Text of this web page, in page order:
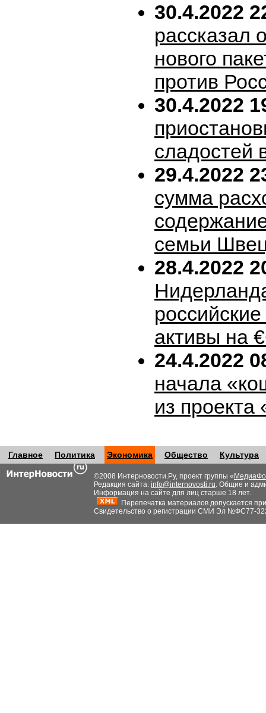
30.4.2022
рассказал
нового
против
30.4.2022
сладостей
29.4.2022
сумма
семьи
28.4.2022
активы на
24.4.2022
начала
из
Главное Политика Экономика Общество Культура
©2008 Интерновости.Ру, проект группы «
Редакция сайта: info@internovosti.ru. Общие и
Информация на сайте для лиц старше 18 лет.
Перепечатка материалов допускается
Свидетельство о регистрации СМИ Эл №ФС77-